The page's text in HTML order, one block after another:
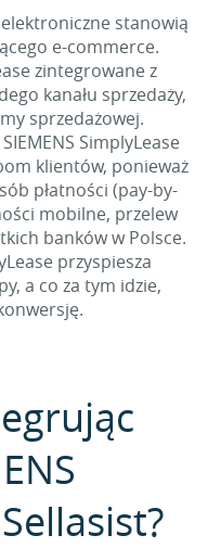
stanowią
e-commerce.
zintegrowane z
kanału sprzedaży,
sprzedażowej.
SimplyLease
klientów, ponieważ
płatności (pay-by-
mobilne, przelew
banków w Polsce.
przyspiesza
a co za tym idzie,